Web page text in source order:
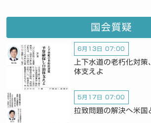
国会質疑
6月13日 07:00
上下水道の老朽化対
体支えよ
5月17日 07:00
拉致問題の解決へ米国